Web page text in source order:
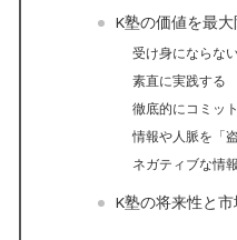
K塾の価値を最
受け身にならな
素直に実践する
徹底的にコミッ
情報や人脈を「
ネガティブな情
K塾の将来性と市